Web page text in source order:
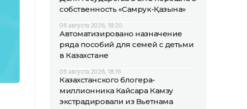
собственность «Самрук-Қазына»
06 августа 2026, 18:20
Автоматизировано назначение
ряда пособий для семей с детьми
в Казахстане
06 августа 2026, 18:16
Казахстанского блогера-
миллионника Кайсара Камзу
экстрадировали из Вьетнама